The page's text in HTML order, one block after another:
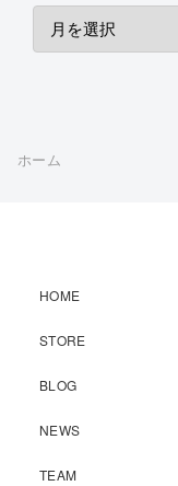
ホーム
HOME
STORE
BLOG
NEWS
TEAM